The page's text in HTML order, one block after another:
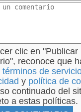
clic en "Publicar
reconoce que
términos de
y política de
continuado del
a estas políticas.